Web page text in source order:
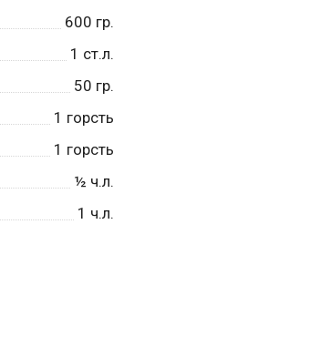
600 гр.
1 ст.л.
50 гр.
1 горсть
1 горсть
½ ч.л.
1 ч.л.